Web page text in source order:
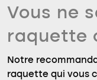
Vous ne
raquette
Notre
raquette qui vous